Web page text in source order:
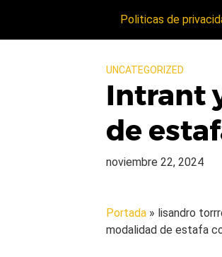
Politicas de
UNCATEGORIZED
Intrant
de
noviembre 22, 2024
Portada » lisandro
modalidad de estafa